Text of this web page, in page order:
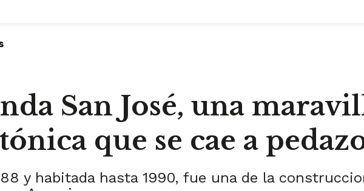
San José, una
que se cae a
y habitada hasta 1990, fue una de la